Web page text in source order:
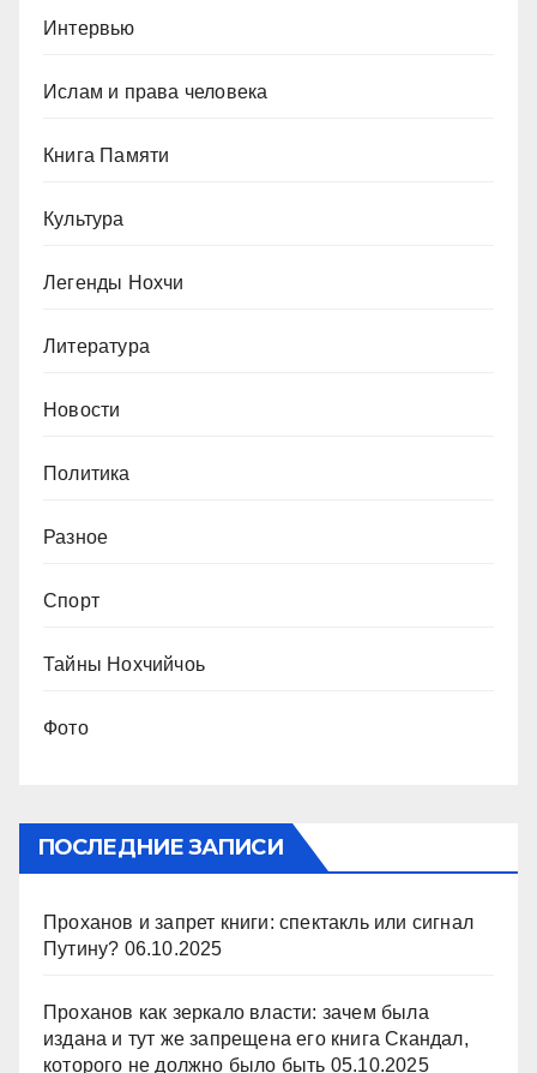
Интервью
Ислам и права человека
Книга Памяти
Культура
Легенды Нохчи
Литература
Новости
Политика
Разное
Спорт
Тайны Нохчийчоь
Фото
ПОСЛЕДНИЕ ЗАПИСИ
Проханов и запрет книги: спектакль или сигнал
Путину? 06.10.2025
Проханов как зеркало власти: зачем была
издана и тут же запрещена его книга Скандал,
которого не должно было быть 05.10.2025